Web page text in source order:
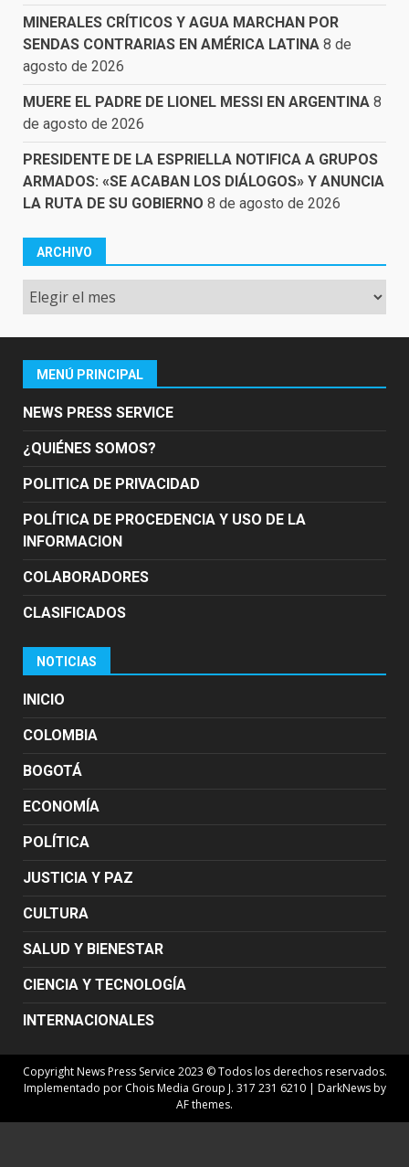
MINERALES CRÍTICOS Y AGUA MARCHAN POR
SENDAS CONTRARIAS EN AMÉRICA LATINA 8 de
agosto de 2026
MUERE EL PADRE DE LIONEL MESSI EN ARGENTINA 8
de agosto de 2026
PRESIDENTE DE LA ESPRIELLA NOTIFICA A GRUPOS
ARMADOS: «SE ACABAN LOS DIÁLOGOS» Y ANUNCIA
LA RUTA DE SU GOBIERNO 8 de agosto de 2026
ARCHIVO
Archivo
MENÚ PRINCIPAL
NEWS PRESS SERVICE
¿QUIÉNES SOMOS?
POLITICA DE PRIVACIDAD
POLÍTICA DE PROCEDENCIA Y USO DE LA
INFORMACION
COLABORADORES
CLASIFICADOS
NOTICIAS
INICIO
COLOMBIA
BOGOTÁ
ECONOMÍA
POLÍTICA
JUSTICIA Y PAZ
CULTURA
SALUD Y BIENESTAR
CIENCIA Y TECNOLOGÍA
INTERNACIONALES
Copyright News Press Service 2023 © Todos los derechos reservados.
Implementado por Chois Media Group J. 317 231 6210 | DarkNewsby
AF themes.